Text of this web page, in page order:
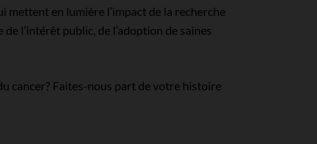
en lumière l’impact de la recherche
l’intérêt public, de l’adoption de saines
cancer? Faites-nous part de votre histoire